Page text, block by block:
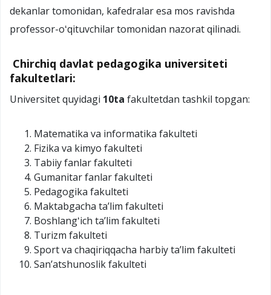
dekanlar tomonidan, kafedralar esa mos ravishda
professor-oʻqituvchilar tomonidan nazorat qilinadi.
Chirchiq davlat pedagogika universiteti
fakultetlari:
Universitet quyidagi 10ta fakultetdan tashkil topgan:
Matematika va informatika fakulteti
Fizika va kimyo fakulteti
Tabiiy fanlar fakulteti
Gumanitar fanlar fakulteti
Pedagogika fakulteti
Maktabgacha taʼlim fakulteti
Boshlangʻich taʼlim fakulteti
Turizm fakulteti
Sport va chaqiriqqacha harbiy taʼlim fakulteti
Sanʼatshunoslik fakulteti